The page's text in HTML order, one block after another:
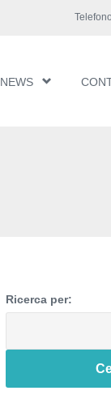
NEWS
Ricerca per: